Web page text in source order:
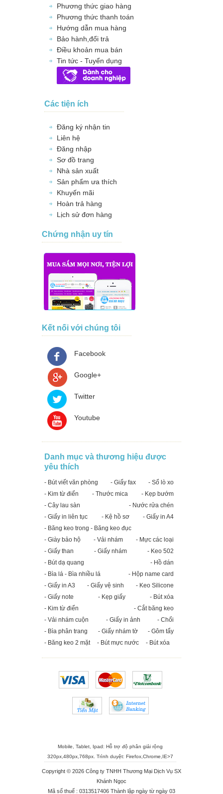
Phương thức giao hàng
Phương thức thanh toán
Hướng dẫn mua hàng
Bảo hành,đổi trả
Điều khoản mua bán
Tin tức - Tuyển dụng
Các tiện ích
Đăng ký nhận tin
Liên hệ
Đăng nhập
Sơ đồ trang
Nhà sản xuất
Sản phẩm ưa thích
Khuyến mãi
Hoàn trả hàng
Lịch sử đơn hàng
Chứng nhận uy tín
Kết nối với chúng tôi
Facebook
Google+
Twitter
Youtube
Danh mục và thương hiệu được
yêu thích
- Bút viết văn phòng - Giấy fax
- Sổ lò xo
- Kim từ điển
- Thước mica
- Kẹp bướm
- Cây lau sàn
- Nước rửa chén
- Giấy in liên tục
- Kệ hồ sơ
- Giấy in A4
- Băng keo trong - Băng keo đục
- Giày bảo hộ
- Vải nhám
- Mực các loại
- Giấy than
- Giấy nhám
- Keo 502
- Bút dạ quang
- Hồ dán
- Bìa lá - Bìa nhiều lá
- Hộp name card
- Giấy in A3
- Giấy vệ sinh
- Keo Silicone
- Giấy note
- Kẹp giấy
- Bút xóa
- Kim từ điển
- Cắt băng keo
- Vải nhám cuộn
- Giấy in ảnh
- Chổi
- Bìa phân trang
- Giấy nhám tờ
- Gôm tẩy
- Băng keo 2 mặt
- Bút mực nước - Bút xóa
Mobile, Tablet, Ipad: Hỗ trợ độ phân giải rộng
320px,480px,768px. Trình duyệt: Firefox,Chrome,IE>7
Copyright © 2026 Công ty TNHH Thương Mại Dịch Vụ SX
Khánh Ngọc
Mã số thuế : 0313517406 Thành lập ngày từ ngày 03